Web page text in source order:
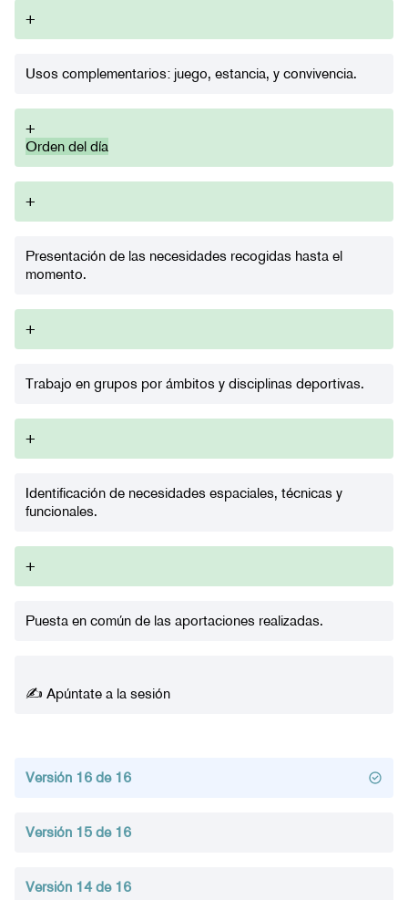
+
Usos complementarios: juego, estancia, y convivencia.
+
Orden del día
+
Presentación de las necesidades recogidas hasta el
momento.
+
Trabajo en grupos por ámbitos y disciplinas deportivas.
+
Identificación de necesidades espaciales, técnicas y
funcionales.
+
Puesta en común de las aportaciones realizadas.
✍️ Apúntate a la sesión
Versión 16 de 16
Versión 15 de 16
Versión 14 de 16